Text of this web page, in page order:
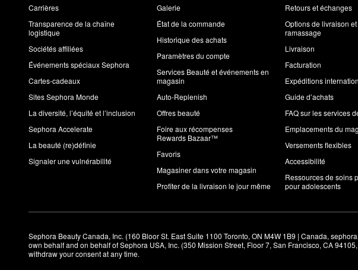
Carrières
Transparence de la chaîne
logistique
Sociétés affiliées
Événements spéciaux Sephora
Cartes-cadeaux
Sites Sephora Monde
La diversité, l’équité et l’inclusion
Sephora Accelerate
La beauté (re)définie
Signaler une vulnérabilité
Galerie
État de la commande
Historique des achats
Paramètres du compte
Services Beauté et événements en
magasin
Auto-Replenish
Offres beauté
Foire aux récompenses
Rewards Bazaar™
Favoris
Magasiner dans votre magasin
Profiter de la livraison le jour même
Retours et échanges
Options de livraison
ramassage
Livraison
Facturation
Expéditions
Guide d’achats
FAQ sur les services
Emplacements du
Versements flexibles
Accessibilité
Ressources de soins
pour adolescents
Sephora Beauty Canada, Inc. (160 Bloor St. East Suite 1100 Toronto, ON M4W 1B9 | Canada,
own behalf and on behalf of Sephora USA, Inc. (350 Mission Street, Floor 7, San Francisco, CA
withdraw your consent at any time.